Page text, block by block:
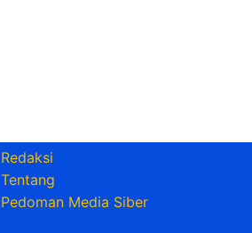
Redaksi
Tentang
Pedoman Media Siber